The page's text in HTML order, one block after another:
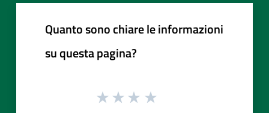
Quanto sono chiare le informazioni
su questa pagina?